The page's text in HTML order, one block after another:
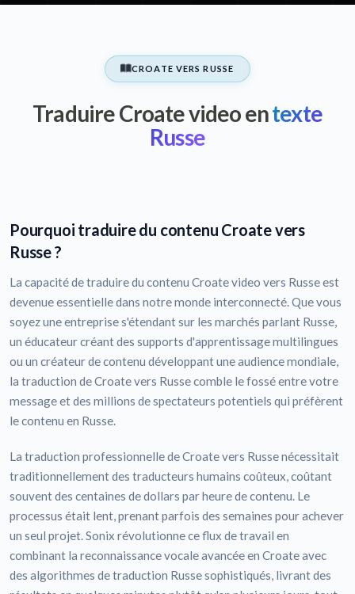
CROATE VERS RUSSE
Traduire Croate video entexte
Russe
Pourquoi traduire du contenu Croate vers
Russe ?
La capacité de traduire du contenu Croate video vers Russe est
devenue essentielle dans notre monde interconnecté. Que vous
soyez une entreprise s'étendant sur les marchés parlant Russe,
un éducateur créant des supports d'apprentissage multilingues
ou un créateur de contenu développant une audience mondiale,
la traduction de Croate vers Russe comble le fossé entre votre
message et des millions de spectateurs potentiels qui préfèrent
le contenu en Russe.
La traduction professionnelle de Croate vers Russe nécessitait
traditionnellement des traducteurs humains coûteux, coûtant
souvent des centaines de dollars par heure de contenu. Le
processus était lent, prenant parfois des semaines pour achever
un seul projet. Sonix révolutionne ce flux de travail en
combinant la reconnaissance vocale avancée en Croate avec
des algorithmes de traduction Russe sophistiqués, livrant des